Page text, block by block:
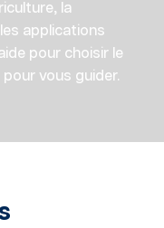
la
applications
pour choisir le
vous guider.